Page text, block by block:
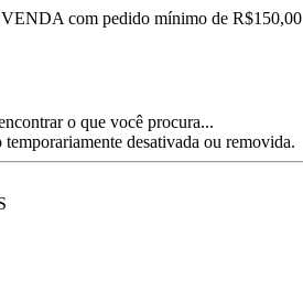
com pedido mínimo de R$150,00
o que você procura...
temporariamente desativada ou removida.